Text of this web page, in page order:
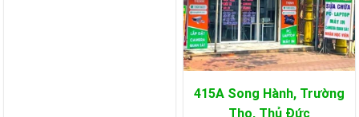
415A Song Hành, Trường
Thọ, Thủ Đức